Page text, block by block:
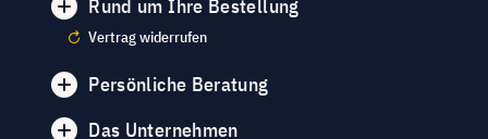
Rund um Ihre Bestellung
Vertrag widerrufen
Persönliche Beratung
Das Unternehmen